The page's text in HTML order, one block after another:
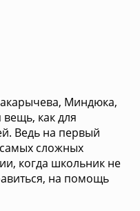
Миндюка,
как для
Ведь на первый
сложных
когда школьник не
на помощь